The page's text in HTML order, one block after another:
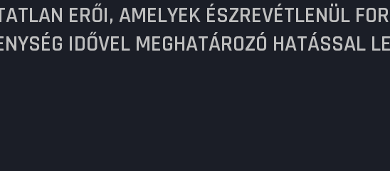
ERŐI, AMELYEK ÉSZREVÉTLENÜL
IDŐVEL MEGHATÁROZÓ HATÁSSAL